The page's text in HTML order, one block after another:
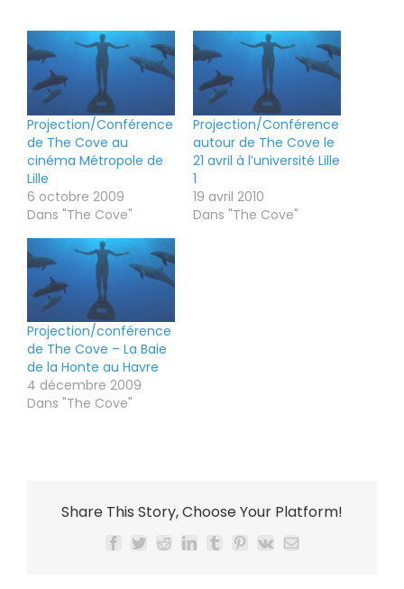
Projection/Conférence
de The Cove au
cinéma Métropole de
Lille
6 octobre 2009
Dans "The Cove"
Projection/Conférence
autour de The Cove le
21 avril à l’université Lille
1
19 avril 2010
Dans "The Cove"
Projection/conférence
de The Cove – La Baie
de la Honte au Havre
4 décembre 2009
Dans "The Cove"
Share This Story, Choose Your Platform!
Facebook
TwitterRedditLinkedIn
TumblrPinterest
Vk Email